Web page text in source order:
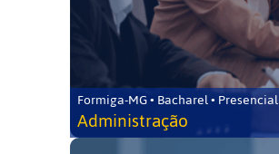
Formiga-MG • Bacharel • Presencial
Administração